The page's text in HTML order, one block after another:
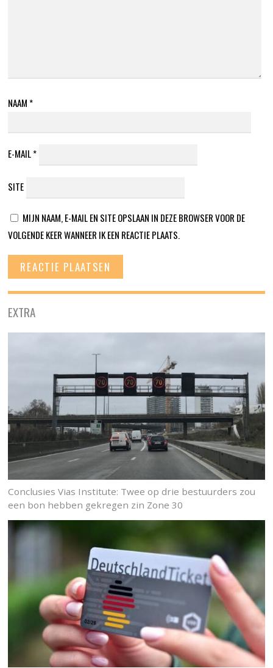
NAAM *
E-MAIL*
SITE
MIJN NAAM, E-MAIL EN SITE OPSLAAN IN DEZE BROWSER VOOR DE
VOLGENDE KEER WANNEER IK EEN REACTIE PLAATS.
EXTRA
Conclusies Vias Institute: Twee op drie bestuurders zou
een bon hebben gekregen zin Zone 30